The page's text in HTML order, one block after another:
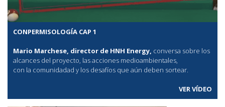
CONPERMISOLOGÍA CAP 1
Mario Marchese, director de HNH Energy, conversa sobre los
alcances del proyecto, las acciones medioambientales,
con la comunidadad y los desafíos que aún deben sortear.
VER VÍDEO